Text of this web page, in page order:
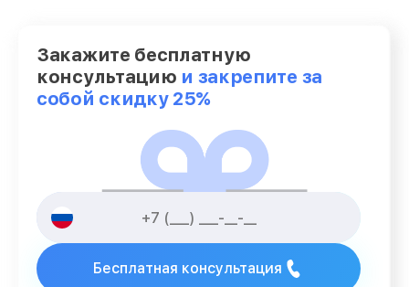
Закажите бесплатную
консультацию и закрепите за
собой скидку 25%
Бесплатная консультация